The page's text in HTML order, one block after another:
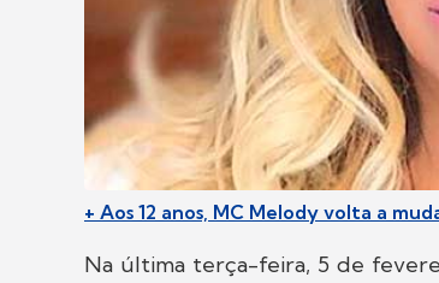
+ Aos 12 anos, MC Melody volta a
Na última terça-feira, 5 de